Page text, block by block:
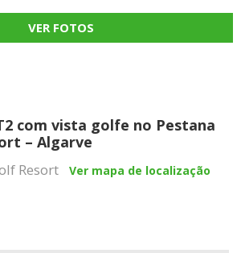
VER FOTOS
com vista golfe no Pestana
– Algarve
Resort Ver mapa de localização